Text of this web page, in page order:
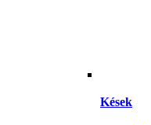
Kések